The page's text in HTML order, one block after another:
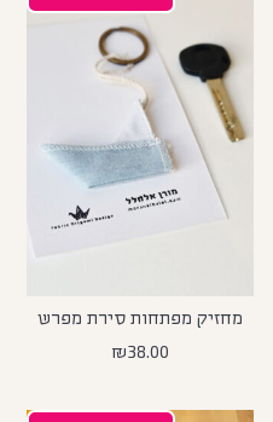
מחזיק מפתחות סירת מפרש
₪38.00